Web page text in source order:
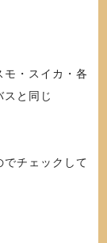
・スイカ・各
と同じ
チェックして